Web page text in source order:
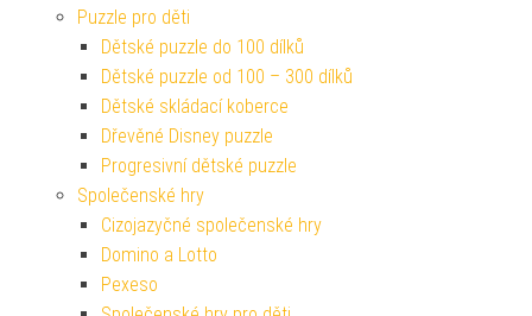
Puzzle pro děti
Dětské puzzle do 100 dílků
Dětské puzzle od 100 – 300 dílků
Dětské skládací koberce
Dřevěné Disney puzzle
Progresivní dětské puzzle
Společenské hry
Cizojazyčné společenské hry
Domino a Lotto
Pexeso